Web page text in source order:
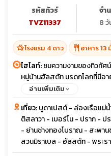
รหัสทัวร์
TVZ11337
จำ
8
hotel_classโรงแรม 4 ดาว restaurant อาหาร 13
ไฮไลท์:ชมความงามของทิวทั
หมู่บ้านฮัลสตัท มรดกโลกที่มีอ
อ่านเพิ่มเติม
เที่ยว:บูดาเปสต์ - ล่องเรือแม่
ติสลาวา - เบอร์โน - ปราก - ป
- ย่านช่างทองโบราณ - สะพา
สวนมิราเบล - ฮัลสตัท - พระร